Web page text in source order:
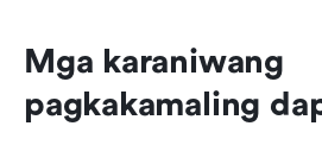
Mga karaniwang
pagkakamaling